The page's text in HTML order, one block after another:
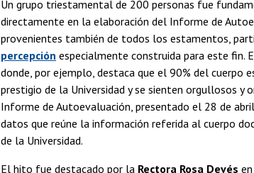
Un grupo triestamental de 200 personas fue
directamente en la elaboración del Informe de
provenientes también de todos los estamentos,
percepción especialmente construida para este fin.
donde, por ejemplo, destaca que el 90% del cuerpo
prestigio de la Universidad y se sienten orgullosos y
Informe de Autoevaluación, presentado el 28 de
datos que reúne la información referida al cuerpo
de la Universidad.
El hito fue destacado por la Rectora Rosa Devés